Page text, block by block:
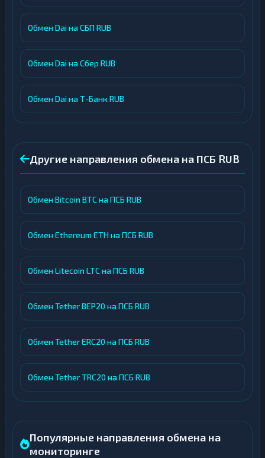
Обмен Dai на СБП RUB
Обмен Dai на Сбер RUB
Обмен Dai на Т-Банк RUB
Другие направления обмена на ПСБ RUB
Обмен Bitcoin BTC на ПСБ RUB
Обмен Ethereum ETH на ПСБ RUB
Обмен Litecoin LTC на ПСБ RUB
Обмен Tether BEP20 на ПСБ RUB
Обмен Tether ERC20 на ПСБ RUB
Обмен Tether TRC20 на ПСБ RUB
Популярные направления обмена на
мониторинге